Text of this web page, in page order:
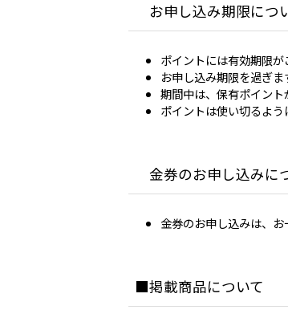
お申し込み期限につ
ポイントには有効期限
お申し込み期限を過ぎ
期間中は、保有ポイント
ポイントは使い切るよ
金券のお申し込みに
金券のお申し込みは、
掲載商品について